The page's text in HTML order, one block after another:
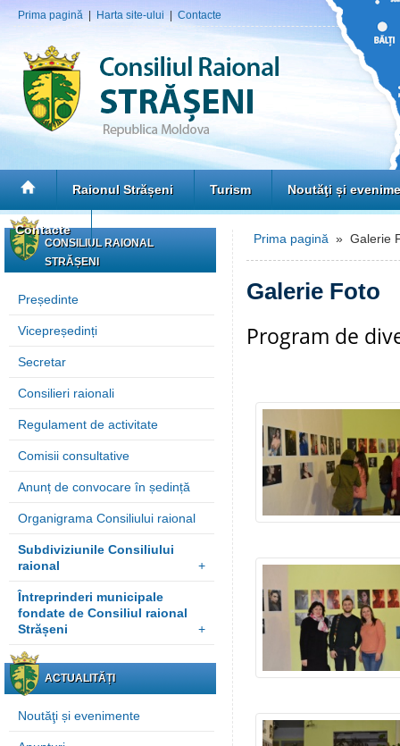
Prima pagină Harta site-ului Contacte
Raionul Strășeni Turism Noutăţi și
Contacte
CONSILIUL RAIONAL
STRĂȘENI
Președinte
Vicepreședinți
Secretar
Consilieri raionali
Regulament de activitate
Comisii consultative
Anunț de convocare în ședință
Organigrama Consiliului raional
Subdiviziunile Consiliului
raional
+
Întreprinderi municipale
fondate de Consiliul raional
Strășeni
+
ACTUALITĂȚI
Noutăţi și evenimente
Prima pagină » Galerie
Galerie Foto
Program de